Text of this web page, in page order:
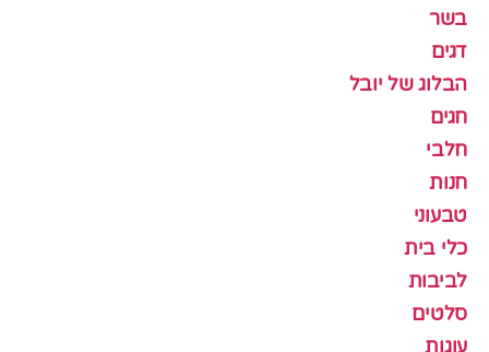
בשר
דגים
הבלוג של יובל
חגים
חלבי
חנות
טבעוני
כלי בית
לביבות
סלטים
עוגות